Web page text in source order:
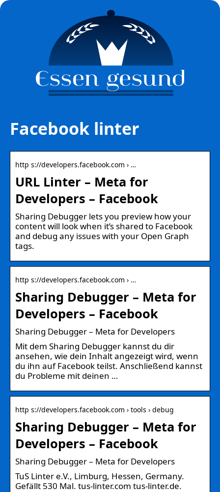
Facebook linter
http s://developers.facebook.com › …
URL Linter – Meta for
Developers – Facebook
Sharing Debugger lets you preview how your
content will look when it’s shared to Facebook
and debug any issues with your Open Graph
tags.
http s://developers.facebook.com › …
Sharing Debugger – Meta for
Developers – Facebook
Sharing Debugger – Meta for Developers
Mit dem Sharing Debugger kannst du dir
ansehen, wie dein Inhalt angezeigt wird, wenn
du ihn auf Facebook teilst. Anschließend kannst
du Probleme mit deinen …
http s://developers.facebook.com › tools › debug
Sharing Debugger – Meta for
Developers – Facebook
Sharing Debugger – Meta for Developers
TuS Linter e.V., Limburg, Hessen, Germany.
Gefällt 530 Mal. tus-linter.com tus-linter.de.